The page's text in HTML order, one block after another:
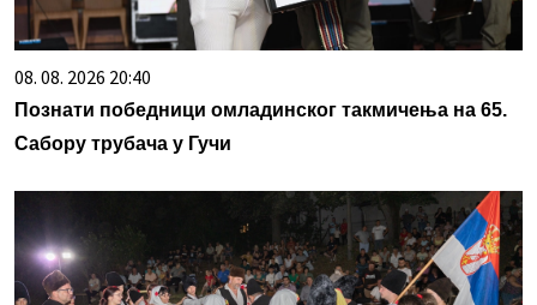
08. 08. 2026 20:40
Познати победници омладинског такмичења на 65.
Сабору трубача у Гучи